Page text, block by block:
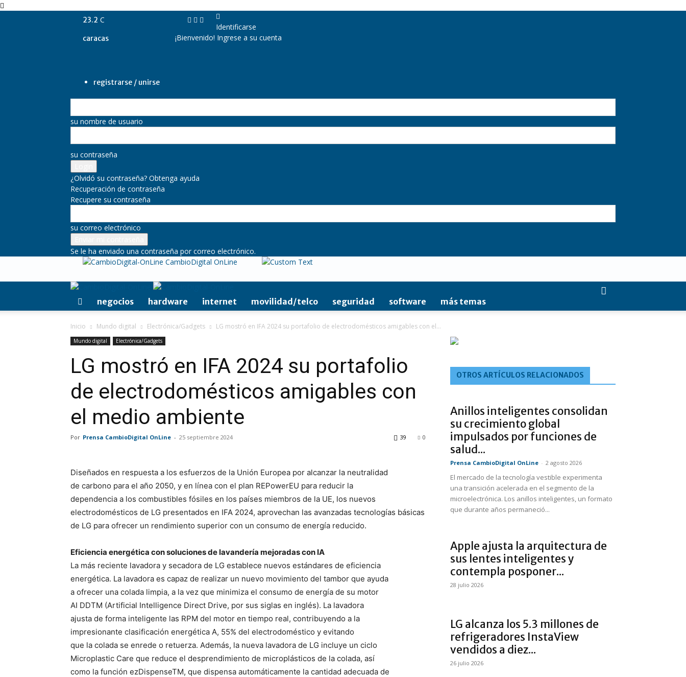
23.2 C
caracas
registrarse / unirse
Identificarse
¡Bienvenido! Ingrese a su cuenta
su nombre de usuario
su contraseña
¿Olvidó su contraseña? Obtenga ayuda
Recuperación de contraseña
Recupere su contraseña
su correo electrónico
Se le ha enviado una contraseña por correo electrónico.
CambioDigital OnLine
negocios hardware internet movilidad/telco seguridad software más temas
Inicio Mundo digital Electrónica/Gadgets LG mostró en IFA 2024 su portafolio de electrodomésticos amigables con el...
Mundo digital Electrónica/Gadgets
LG mostró en IFA 2024 su portafolio
de electrodomésticos amigables con
el medio ambiente
Por Prensa CambioDigital OnLine - 25 septiembre 2024 0
39
Diseñados en respuesta a los esfuerzos de la Unión Europea por alcanzar la neutralidad
de carbono para el año 2050, y en línea con el plan REPowerEU para reducir la
dependencia a los combustibles fósiles en los países miembros de la UE, los nuevos
electrodomésticos de LG presentados en IFA 2024, aprovechan las avanzadas tecnologías básicas
de LG para ofrecer un rendimiento superior con un consumo de energía reducido.
Eficiencia energética con soluciones de lavandería mejoradas con IA
La más reciente lavadora y secadora de LG establece nuevos estándares de eficiencia
energética. La lavadora es capaz de realizar un nuevo movimiento del tambor que ayuda
a ofrecer una colada limpia, a la vez que minimiza el consumo de energía de su motor
AI DDTM (Artificial Intelligence Direct Drive, por sus siglas en inglés). La lavadora
ajusta de forma inteligente las RPM del motor en tiempo real, contribuyendo a la
impresionante clasificación energética A, 55% del electrodoméstico y evitando
que la colada se enrede o retuerza. Además, la nueva lavadora de LG incluye un ciclo
Microplastic Care que reduce el desprendimiento de microplásticos de la colada, así
como la función ezDispenseTM, que dispensa automáticamente la cantidad adecuada de
OTROS ARTÍCULOS RELACIONADOS
Anillos inteligentes consolidan
su crecimiento global
impulsados por funciones de
salud...
Prensa CambioDigital OnLine - 2 agosto 2026
El mercado de la tecnología vestible experimenta
una transición acelerada en el segmento de la
microelectrónica. Los anillos inteligentes, un formato
que durante años permaneció...
Apple ajusta la arquitectura de
sus lentes inteligentes y
contempla posponer...
28 julio 2026
LG alcanza los 5.3 millones de
refrigeradores InstaView
vendidos a diez...
26 julio 2026